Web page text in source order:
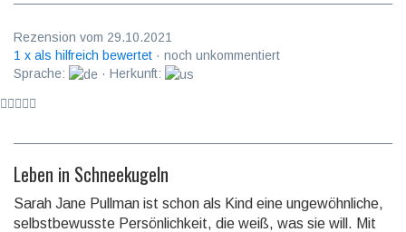
Rezension vom 29.10.2021
1 x als hilfreich bewertet · noch unkommentiert
Sprache:
· Herkunft:
Leben in Schneekugeln
Sarah Jane Pullman ist schon als Kind eine ungewöhn­liche,
selbstbe­wusste Persönlich­keit, die weiß, was sie will. Mit